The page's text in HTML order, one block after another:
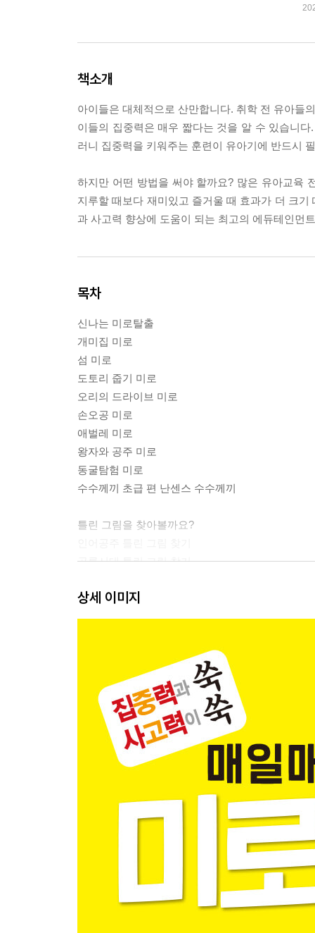
책소개
아이들은 대체적으로 산만합니다. 취학 전 유아들
이들의 집중력은 매우 짧다는 것을 알 수 있습니
러니 집중력을 키워주는 훈련이 유아기에 반드시
하지만 어떤 방법을 써야 할까요? 많은 유아교육
지루할 때보다 재미있고 즐거울 때 효과가 더 크
과 사고력 향상에 도움이 되는 최고의 에듀테인먼
목차
신나는 미로탈출
개미집 미로
섬 미로
도토리 줍기 미로
오리의 드라이브 미로
손오공 미로
애벌레 미로
왕자와 공주 미로
동굴탐험 미로
수수께끼 초급 편 난센스 수수께끼
틀린 그림을 찾아볼까요?
공룡시대 틀린 그림 찾기
비 내리는 개울 틀린 그림 찾기
괴물 틀린 그림 찾기
꼬마 천하장사 틀린 그림 찾기
서커스 틀린 그림 찾기
수수께끼 중급 편 넌센스 수수께끼
두근두근 숨은그림찾기
와글와글 닌자 숨은그림찾기
정글 숨은그림찾기
즐거운 여름축제 숨은그림찾기
해수욕장 숨은그림찾기
유령의 집 숨은그림찾기
교통수단 숨은그림찾기
요정들의 숨바꼭질 숨은그림찾기
수수께끼 고급편 난센스 수수께끼
상세 이미지